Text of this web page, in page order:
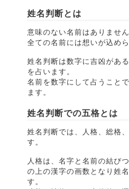
姓名判断とは
意味のない名前はありません
全ての名前には想いが込めら
姓名判断は数字に吉凶があ
を占います。
名前を数字にして占うこと
ます。
姓名判断での五格とは
姓名判断では、人格、総格
す。
人格は、名字と名前の結び
の上の漢字の画数となり姓
す。